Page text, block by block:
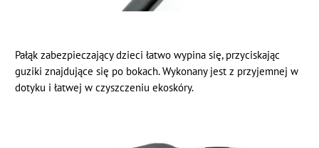
Pałąk zabezpieczający dzieci łatwo wypina się, przyciskając
guziki znajdujące się po bokach. Wykonany jest z przyjemnej w
dotyku i łatwej w czyszczeniu ekoskóry.